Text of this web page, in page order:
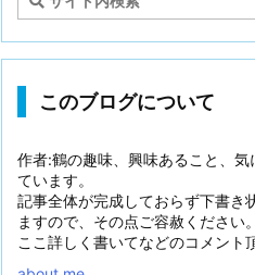
このブログについて
作者:鶴の趣味、興味あること、
ています。
記事全体が完成しておらず下書き
ますので、その点ご容赦ください。
ここ詳しく書いてなどのコメント